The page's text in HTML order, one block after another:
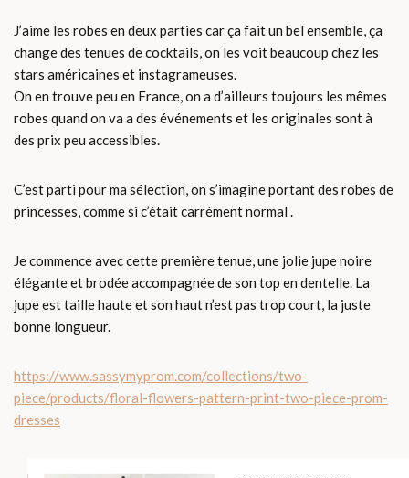
J’aime les robes en deux parties car ça fait un bel ensemble, ça
change des tenues de cocktails, on les voit beaucoup chez les
stars américaines et instagrameuses.
On en trouve peu en France, on a d’ailleurs toujours les mêmes
robes quand on va a des événements et les originales sont à
des prix peu accessibles.
C’est parti pour ma sélection, on s’imagine portant des robes de
princesses, comme si c’était carrément normal .
Je commence avec cette première tenue, une jolie jupe noire
élégante et brodée accompagnée de son top en dentelle. La
jupe est taille haute et son haut n’est pas trop court, la juste
bonne longueur.
https://www.sassymyprom.com/collections/two-
piece/products/floral-flowers-pattern-print-two-piece-prom-
dresses